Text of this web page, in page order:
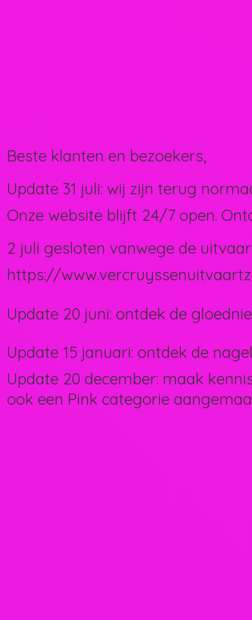
Beste klanten en bezoekers,
Update 31 juli: wij zijn terug
Onze website blijft 24/7 open.
2 juli gesloten vanwege de
https://
Update 20 juni: ontdek de
Update 15 januari: ontdek de
Update 20 december: maak
ook een Pink categorie